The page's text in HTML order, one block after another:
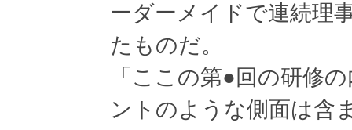
ーダーメイドで連続理
たものだ。
「ここの第●回の研修
ントのような側面は含